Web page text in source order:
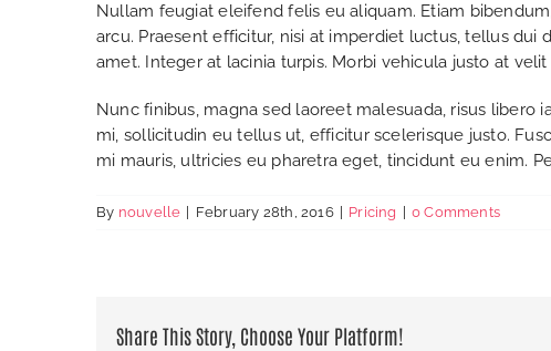
Nullam feugiat eleifend felis eu aliquam. Etiam
arcu. Praesent efficitur, nisi at imperdiet luctus, tellus
amet. Integer at lacinia turpis. Morbi vehicula justo at
Nunc finibus, magna sed laoreet malesuada, risus
mi, sollicitudin eu tellus ut, efficitur scelerisque justo.
mi mauris, ultricies eu pharetra eget, tincidunt eu enim.
By nouvelle February 28th, 2016 Pricing 0 Comments
Share This Story, Choose Your Platform!